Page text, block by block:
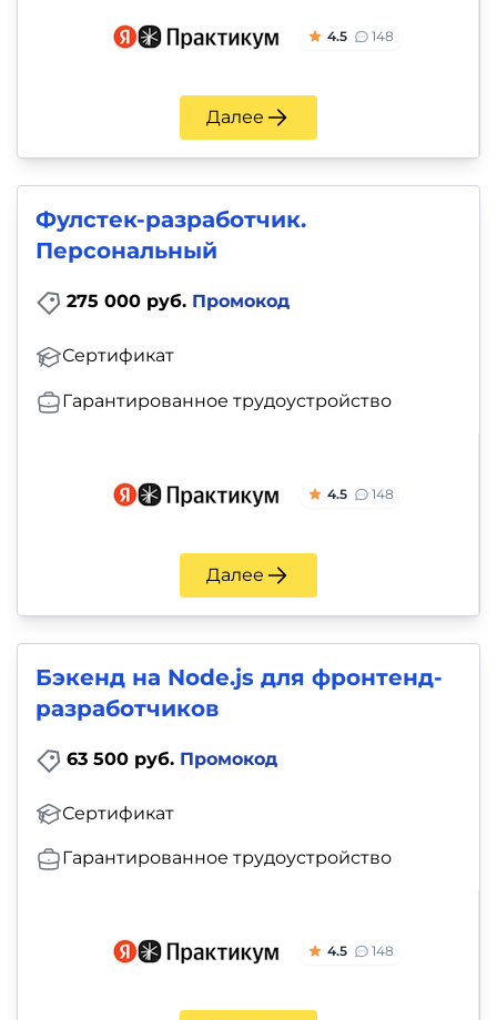
4.5 148
Далее
Фулстек-разработчик.
Персональный
275 000 руб. Промокод
Сертификат
Гарантированное трудоустройство
4.5 148
Далее
Бэкенд на Node.js для фронтенд-
разработчиков
63 500 руб. Промокод
Сертификат
Гарантированное трудоустройство
4.5 148